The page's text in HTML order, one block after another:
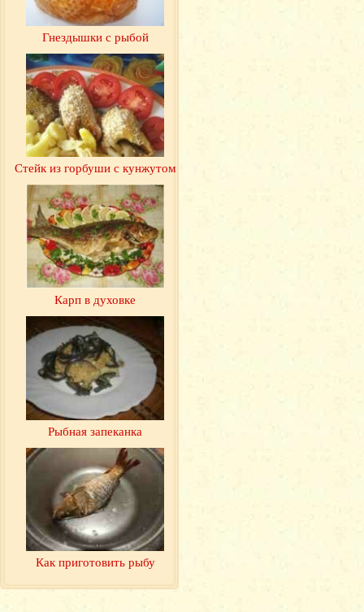
Гнездышки с рыбой
Стейк из горбуши с кунжутом
Карп в духовке
Рыбная запеканка
Как приготовить рыбу